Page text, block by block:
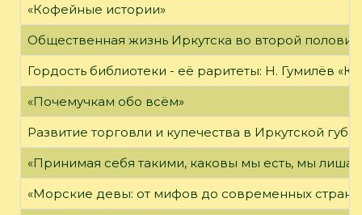
«Кофейные истории»
Общественная жизнь Иркутска во второй
Гордость библиотеки - её раритеты: Н. Гумилёв
«Почемучкам обо всём»
Развитие торговли и купечества в Иркутской
«Принимая себя такими, каковы мы есть, мы
«Морские девы: от мифов до современных